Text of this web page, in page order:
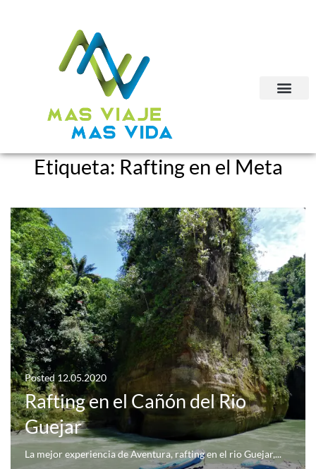
Etiqueta:Rafting en el Meta
Posted 12.05.2020
Rafting en el Cañón del Rio
Guejar
La mejor experiencia de Aventura, rafting en el rio Guejar,...